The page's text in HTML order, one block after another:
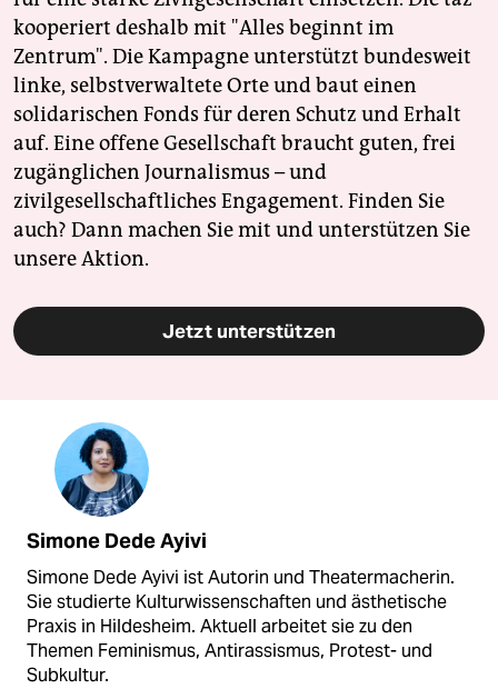
kooperiert deshalb mit "Alles beginnt im
Zentrum". Die Kampagne unterstützt bundesweit
linke, selbstverwaltete Orte und baut einen
solidarischen Fonds für deren Schutz und Erhalt
auf. Eine offene Gesellschaft braucht guten, frei
zugänglichen Journalismus – und
zivilgesellschaftliches Engagement. Finden Sie
auch? Dann machen Sie mit und unterstützen Sie
unsere Aktion.
Jetzt unterstützen
Simone Dede Ayivi
Simone Dede Ayivi ist Autorin und Theatermacherin.
Sie studierte Kulturwissenschaften und ästhetische
Praxis in Hildesheim. Aktuell arbeitet sie zu den
Themen Feminismus, Antirassismus, Protest- und
Subkultur.